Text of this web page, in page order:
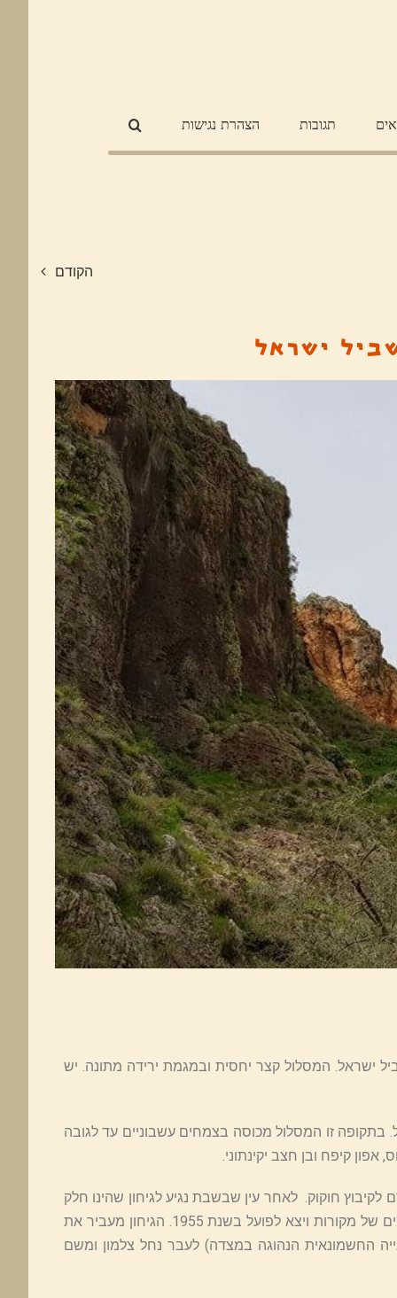
תגובות הצהרת נגישות
הקודם
ישראל. המסלול קצר יחסית ובמגמת ירידה מתונה. יש
זו המסלול מכוסה בצמחים עשבוניים עד לגובה
חוקוק. לאחר עין שבשבת נגיע לגיחון שהינו חלק
מהמוביל הארצי, פרוייקט שנהגה בשנת 1939 ע"י שמחה בלאס מהנדס המים של מקורות ויצא לפועל בשנת 1955. הגיחון מעביר את
החשמונאית הנהוגה במצדה) לעבר נחל צלמון ומשם